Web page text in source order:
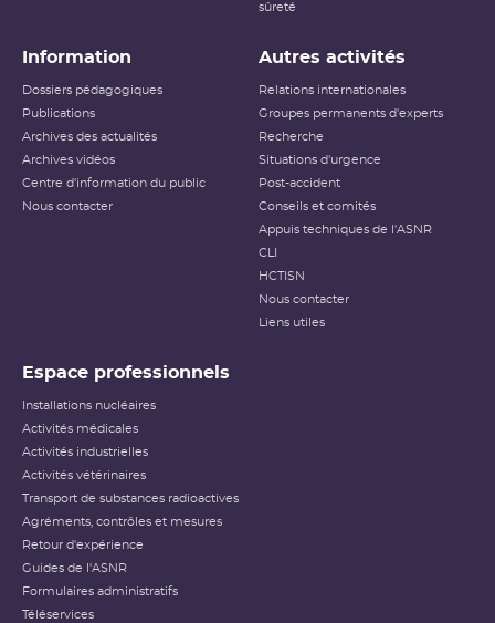
sûreté
Information
Dossiers pédagogiques
Publications
Archives des actualités
Archives vidéos
Centre d'information du public
Nous contacter
Autres activités
Relations internationales
Groupes permanents d'experts
Recherche
Situations d'urgence
Post-accident
Conseils et comités
Appuis techniques de l'ASNR
CLI
HCTISN
Nous contacter
Liens utiles
Espace professionnels
Installations nucléaires
Activités médicales
Activités industrielles
Activités vétérinaires
Transport de substances radioactives
Agréments, contrôles et mesures
Retour d'expérience
Guides de l'ASNR
Formulaires administratifs
Téléservices